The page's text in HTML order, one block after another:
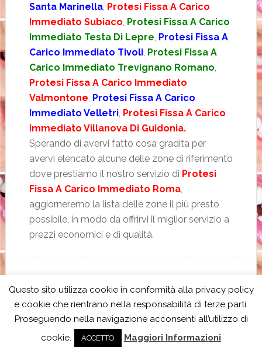
Santa Marinella, Protesi Fissa A Carico
Immediato Subiaco Protesi Fissa A Carico
Immediato Testa Di Lepre Protesi Fissa A
Carico Immediato Tivoli, Protesi Fissa A
Carico Immediato Trevignano Romano
Protesi Fissa A Carico Immediato
Valmontone Protesi Fissa A Carico
Immediato Velletri, Protesi Fissa A Carico
Immediato Villanova Di Guidonia.
Sperando di avervi fatto cosa gradita per
avervi elencato alcune delle zone di riferimento
dove prestiamo il nostro servizio di Protesi
Fissa A Carico Immediato Roma,
aggiorneremo la lista delle zone il più presto
possibile, in modo da offrirvi il miglior servizio a
prezzi economici e di qualità.
CARICO IMMEDIATO
CONTRASSEGNATO CON:DENTI FISSI IN UN GIORNO, DENTI
FISSI IN UN GIORNO BOLOGNA ,
DENTI FISSI IN UN GIORNO
CIVITAVECCHIA
DENTI FISSI IN UN GIORNO FIRENZE
FISSI IN UN GIORNO FIUMICINO ,DENTI FISSI IN UN GIORNO
DENTI FISSI IN UN GIORNO MILANO
Questo sito utilizza cookie in conformità alla privacy policy
e cookie che rientrano nella responsabilità di terze parti.
Proseguendo nella navigazione acconsenti all’utilizzo di
cookie.
ACCETTO Maggiori Informazioni